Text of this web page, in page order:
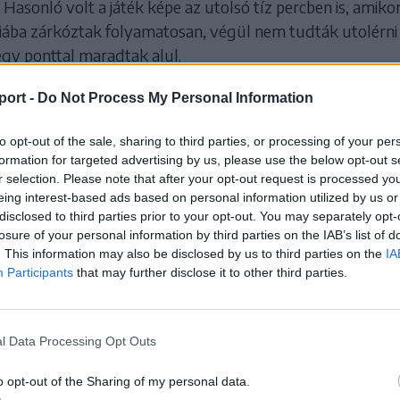
- Do Not Process My Personal Information
opt-out of the sale, sharing to third parties, or processing of your
for targeted advertising by us, please use the below opt-out
selection. Please note that after your opt-out request is processed
interest-based ads based on personal information utilized by us
to third parties prior to your opt-out. You may separately
of your personal information by third parties on the IAB’s list of
This information may also be disclosed by us to third parties on the
Participants that may further disclose it to other third parties.
Data Processing Opt Outs
opt-out of the Sharing of my personal data.
volt a játék képe az utolsó tíz percben is,
zárkóztak folyamatosan, végül nem tudták utolérni
ponttal maradtak alul.
már matematikailag is eldőlt, hogy a Marosvásárhelyi
hátra, szombaton 18 órától újra idegenben, az FC
játszik.
román bajnokság, alapszakasz, 28. forduló:
VSK 94–90 (23–26, 23–17,